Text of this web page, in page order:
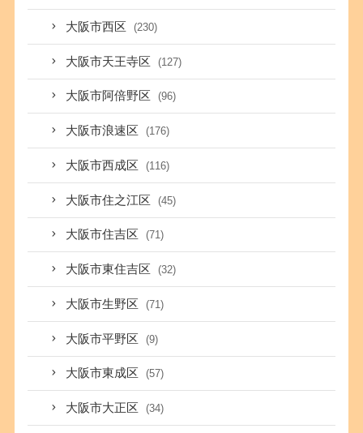
大阪市西区 (230)
大阪市天王寺区 (127)
大阪市阿倍野区 (96)
大阪市浪速区 (176)
大阪市西成区 (116)
大阪市住之江区 (45)
大阪市住吉区 (71)
大阪市東住吉区 (32)
大阪市生野区 (71)
大阪市平野区 (9)
大阪市東成区 (57)
大阪市大正区 (34)